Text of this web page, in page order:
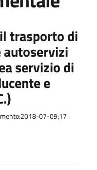
trasporto di
autoservizi
servizio di
e
07-09;17